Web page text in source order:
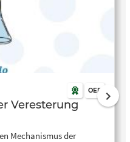
OER
Veresterung
Mechanismus der